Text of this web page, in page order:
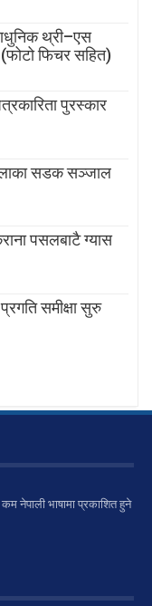
थ्री–एस
फिचर सहित)
पुरस्कार
सडक सञ्जाल
पसलबाटै ग्यास
समीक्षा सुरु
नेपाली भाषामा प्रकाशित हुने